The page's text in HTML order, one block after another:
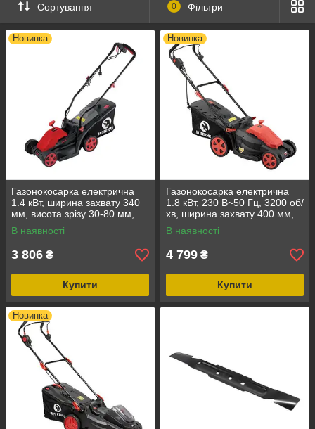
Сортування 0 Фільтри
Новинка
Газонокосарка електрична
1.4 кВт, ширина захвату 340
мм, висота зрізу 30-80 мм,
контейнер 35 літрів, STORM
INTERTOOL WT-2264
В наявності
3 806 ₴
Купити
Новинка
Газонокосарка електрична
1.8 кВт, 230 В~50 Гц, 3200 об/
хв, ширина захвату 400 мм,
висота зрізу 25-75мм,
контейнер 40 літрів, STORM
В наявності
4 799 ₴
Купити
Новинка